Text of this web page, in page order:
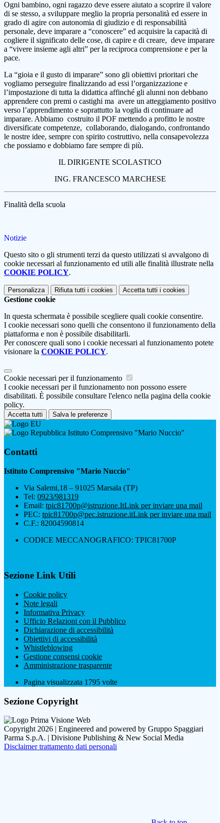
Ogni bambino, ogni ragazzo deve essere aiutato a scoprire il valore
di se stesso, a sviluppare meglio la propria personalità ed essere in
grado di agire con autonomia di giudizio e di responsabilità
personale, deve imparare a “conoscere” ed acquisire la capacità di
cogliere il significato delle cose, di capire e di creare, deve imparare
a “vivere insieme agli altri” per la reciproca comprensione e per la
pace.
La “gioia e il gusto di imparare” sono gli obiettivi prioritari che
vogliamo perseguire finalizzando ad essi l’organizzazione e
l’impostazione di tutta la didattica affinché gli alunni non debbano
apprendere con premi o castighi ma avere un atteggiamento positivo
verso l’apprendimento e soprattutto la voglia di continuare ad
imparare. Abbiamo costruito il POF mettendo a profitto le nostre
diversificate competenze, collaborando, dialogando, confrontando
le nostre idee, sempre con spirito costruttivo, nella consapevolezza
che possiamo e dobbiamo fare sempre di più.
IL DIRIGENTE SCOLASTICO
ING. FRANCESCO MARCHESE
Finalità della scuola
Notizie
Questo sito o gli strumenti terzi da questo utilizzati si avvalgono di
cookie necessari al funzionamento ed utili alle finalità illustrate nella
COOKIE POLICY.
Personalizza Rifiuta tutti i cookies Accetta tutti i cookies
Gestione cookie
In questa schermata è possibile scegliere quali cookie consentire.
I cookie necessari sono quelli che consentono il funzionamento della
piattaforma e non è possibile disabilitarli.
Per conoscere quali sono i cookie necessari al funzionamento potete
visionare la COOKIE POLICY.
Cookie necessari per il funzionamento
I cookie necessari per il funzionamento non possono essere
disabilitati. È possibile consultare l'elenco nella pagina della cookie
policy.
Accetta tutti Salva le preferenze
Istituto Comprensivo "Mario Nuccio"
Contatti
Istituto Comprensivo "Mario Nuccio"
Via Salemi,18 – 91025 Marsala (TP)
Tel: 0923/981319
Email: tpic81700p@istruzione.ItLink per inviare una mail
PEC: tpic81700p@pec.istruzione.itLink per inviare una mail
C.F.: 82004590814
CODICE MECCANOGRAFICO: TPIC81700P
Sezione Link Utili
Cookie policy
Note legali
Informativa Privacy
Ufficio Relazioni con il Pubblico
Dichiarazione di accessibilità
Obiettivi di accessibilità
Whistleblowing
Gestione consensi cookie
Amministrazione trasparente
Pagina visualizzata 1795 volte
Sezione Copyright
Copyright 2026 | Engineered and powered by Gruppo Spaggiari
Parma S.p.A. | Divisione Publishing & New Social Media
Disclaimer trattamento dati personali